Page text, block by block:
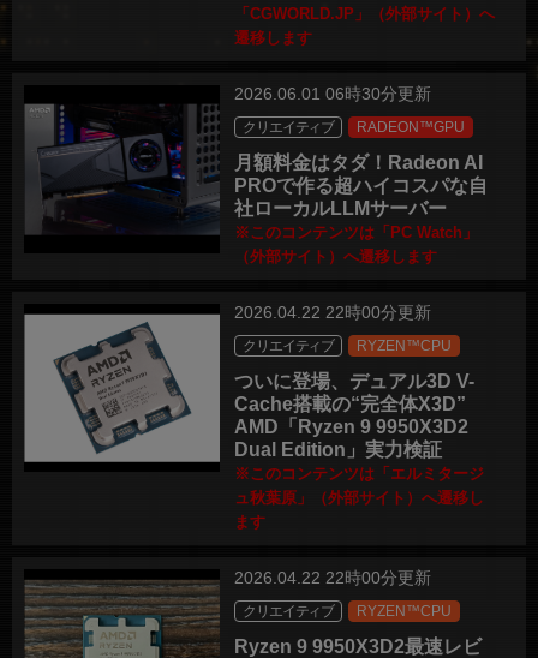
「CGWORLD.JP」（外部サイト）へ
遷移します
2026.06.01 06時30分更新
クリエイティブ RADEON™GPU
月額料金はタダ！Radeon AI
PROで作る超ハイコスパな自
社ローカルLLMサーバー
※このコンテンツは「PC Watch」
（外部サイト）へ遷移します
2026.04.22 22時00分更新
クリエイティブ RYZEN™CPU
ついに登場、デュアル3D V-
Cache搭載の“完全体X3D”
AMD「Ryzen 9 9950X3D2
Dual Edition」実力検証
※このコンテンツは「エルミタージ
ュ秋葉原」（外部サイト）へ遷移し
ます
2026.04.22 22時00分更新
クリエイティブ RYZEN™CPU
Ryzen 9 9950X3D2最速レビ